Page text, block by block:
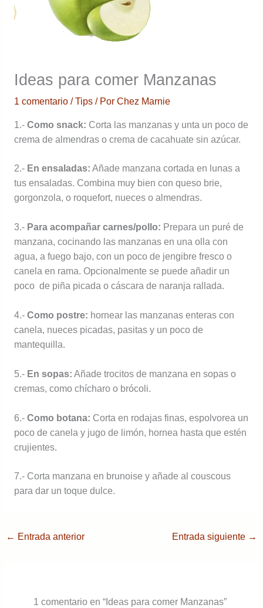
Ideas para comer Manzanas
1 comentario /Tips/ Por Chez Marnie
1.- Como snack: Corta las manzanas y unta un poco de
crema de almendras o crema de cacahuate sin azúcar.
2.-En ensaladas: Añade manzana cortada en lunas a
tus ensaladas. Combina muy bien con queso brie,
gorgonzola, o roquefort, nueces o almendras.
3.- Para acompañar carnes/pollo: Prepara un puré de
manzana, cocinando las manzanas en una olla con
agua, a fuego bajo, con un poco de jengibre fresco o
canela en rama. Opcionalmente se puede añadir un
poco de piña picada o cáscara de naranja rallada.
4.- Como postre: hornear las manzanas enteras con
canela, nueces picadas, pasitas y un poco de
mantequilla.
5.- En sopas: Añade trocitos de manzana en sopas o
cremas, como chícharo o brócoli.
6.- Como botana: Corta en rodajas finas, espolvorea un
poco de canela y jugo de limón, hornea hasta que estén
crujientes.
7.- Corta manzana en brunoise y añade al couscous
para dar un toque dulce.
← Entrada anterior Entrada siguiente →
1 comentario en “Ideas para comer Manzanas”